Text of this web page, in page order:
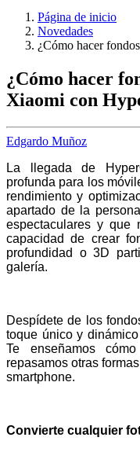
Página de inicio
Novedades
¿Cómo hacer
¿Cómo hacer
Xiaomi con
Edgardo Muñoz
La llegada de
profunda para los
rendimiento y
apartado de la
espectaculares y que
capacidad de crear
profundidad o 3D
galería.
Despídete de los
toque único y
Te enseñamos
repasamos otras
smartphone.
Convierte cualquier